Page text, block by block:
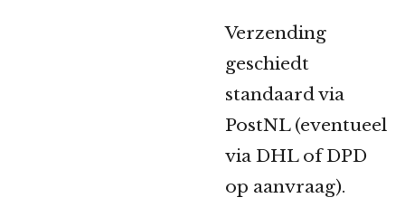
Verzending
geschiedt
standaard via
PostNL (eventueel
via DHL of DPD
op aanvraag).